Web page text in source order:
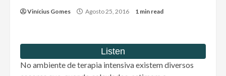
Vinícius Gomes Agosto 25, 2016 1 min read
No ambiente de terapia intensiva existem diversos